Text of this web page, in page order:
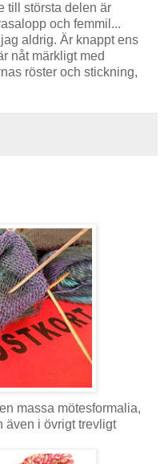
till största delen är
och femmil...
aldrig. Är knappt ens
nåt märkligt med
röster och stickning,
massa mötesformalia,
även i övrigt trevligt